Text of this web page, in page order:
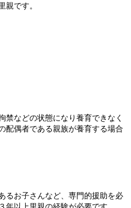
親です。
などの状態になり養育できなく
配偶者である親族が養育する場合
お子さんなど、専門的援助を必